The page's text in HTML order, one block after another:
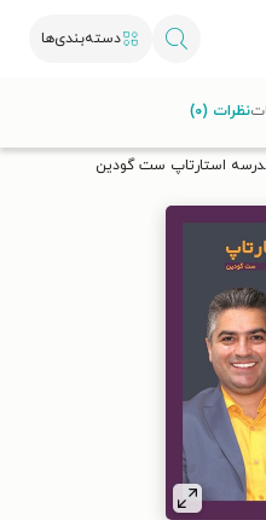
دسته‌بندی‌ها
دریافت کن.
استارتاپ ست گودین
نظرات (۰)